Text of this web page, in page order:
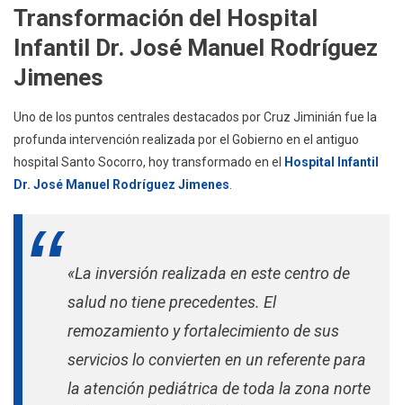
Transformación del Hospital
Infantil Dr. José Manuel Rodríguez
Jimenes
Uno de los puntos centrales destacados por Cruz Jiminián fue la
profunda intervención realizada por el Gobierno en el antiguo
hospital Santo Socorro, hoy transformado en el
Hospital Infantil
Dr. José Manuel Rodríguez Jimenes
«La inversión realizada en este centro de
salud no tiene precedentes. El
remozamiento y fortalecimiento de sus
servicios lo convierten en un referente para
la atención pediátrica de toda la zona norte